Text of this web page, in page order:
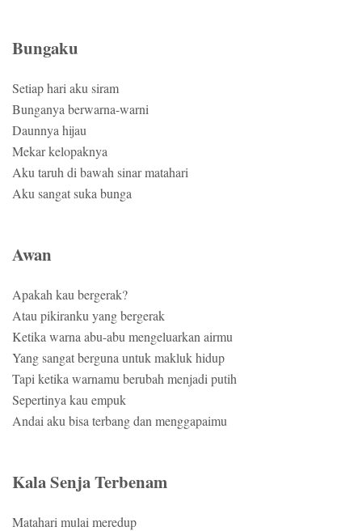
Bungaku
Setiap hari aku siram
Bunganya berwarna-warni
Daunnya hijau
Mekar kelopaknya
Aku taruh di bawah sinar matahari
Aku sangat suka bunga
Awan
Apakah kau bergerak?
Atau pikiranku yang bergerak
Ketika warna abu-abu mengeluarkan airmu
Yang sangat berguna untuk makluk hidup
Tapi ketika warnamu berubah menjadi putih
Sepertinya kau empuk
Andai aku bisa terbang dan menggapaimu
Kala Senja Terbenam
Matahari mulai meredup